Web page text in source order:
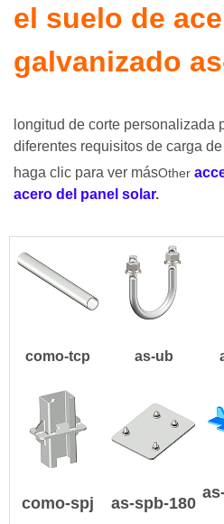
el suelo de
galvanizado
longitud de corte personalizada
diferentes requisitos de carga
haga clic para ver másOther
acero del panel solar.
como-tcp as-ub
como-spj as-spb-180